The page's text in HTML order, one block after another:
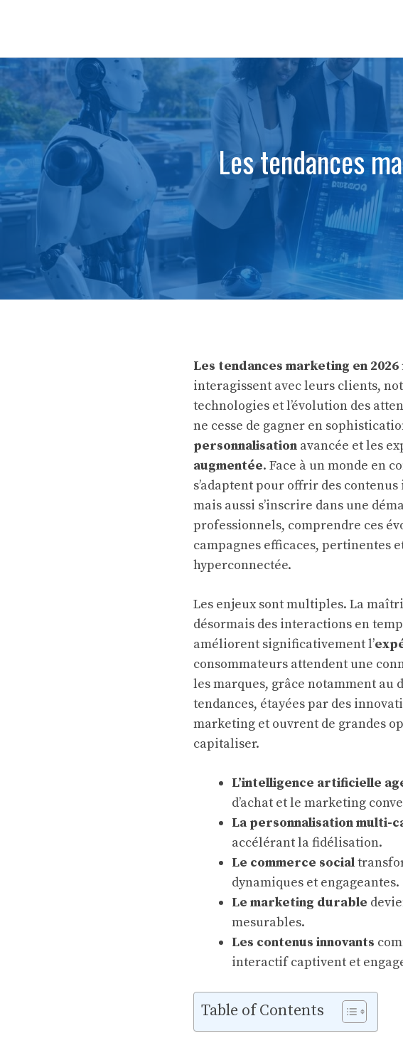
Les tendances
Les tendances marketing en 2026
interagissent avec leurs clients,
technologies et l’évolution des
ne cesse de gagner en
personnalisation avancée et les
augmentée. Face à un monde en
s’adaptent pour offrir des
mais aussi s’inscrire dans une
professionnels, comprendre ces
campagnes efficaces, pertinentes
hyperconnectée.
Les enjeux sont multiples. La
désormais des interactions en
améliorent significativement l’
consommateurs attendent une
les marques, grâce notamment au
tendances, étayées par des
marketing et ouvrent de grandes
capitaliser.
L’intelligence artificielle
d’achat et le marketing
La personnalisation multi-
accélérant la fidélisation.
Le commerce social
dynamiques et engageantes.
Le marketing durable
mesurables.
Les contenus innovants
interactif captivent et
Table of Contents